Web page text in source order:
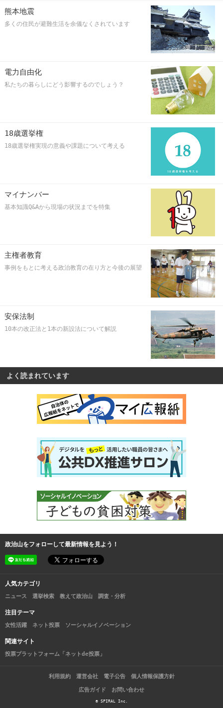
熊本地震
多くの住民が避難生活を余儀なくされています
電力自由化
私たちの暮らしにどう影響するのでしょう？
18歳選挙権
18歳選挙権実現の意義や課題について考える
マイナンバー
基本知識Q&Aから現場の状況までを特集
主権者教育
事例をもとに考える政治教育の在り方と今後の展望
安保法制
10本の改正法と1本の新設法について解説
よく読まれています
政治山をフォローして最新情報を見よう！
人気カテゴリ
ニュース 選挙検索 教えて政治山 調査・分析
注目テーマ
女性活躍 ネット投票 ソーシャルイノベーション
関連サイト
投票プラットフォーム「ネットde投票」
利用規約 運営会社 電子公告 個人情報保護方針
広告ガイド お問い合わせ
© SPIRAL Inc.